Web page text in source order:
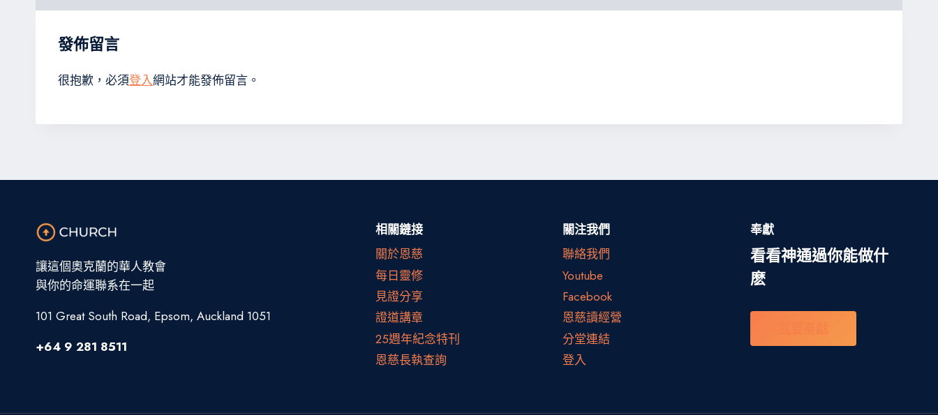
發佈留言
很抱歉，必須登入網站才能發佈留言。
讓這個奧克蘭的華人教會
與你的命運聯系在一起
101 Great South Road, Epsom, Auckland 1051
+64 9 281 8511
相關鏈接
關於恩慈
每日靈修
見證分享
證道講章
25週年紀念特刊
恩慈長執查詢
關注我們
聯絡我們
Youtube
Facebook
恩慈讀經營
分堂連結
登入
奉獻
看看神通過你能做什
麽